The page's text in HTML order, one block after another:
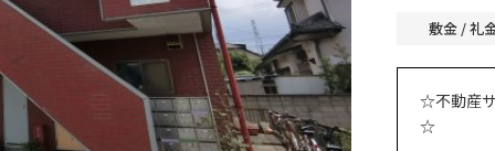
敷金 / 礼
☆不動産
☆